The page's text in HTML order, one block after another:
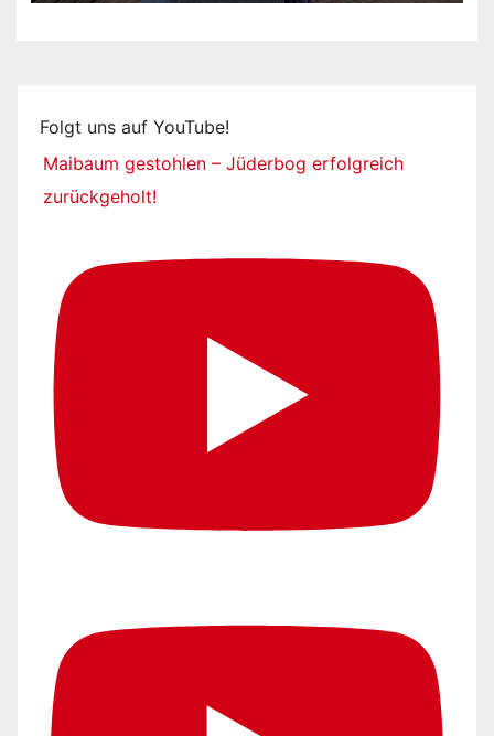
Folgt uns auf YouTube!
Maibaum gestohlen – Jüderbog erfolgreich
zurückgeholt!